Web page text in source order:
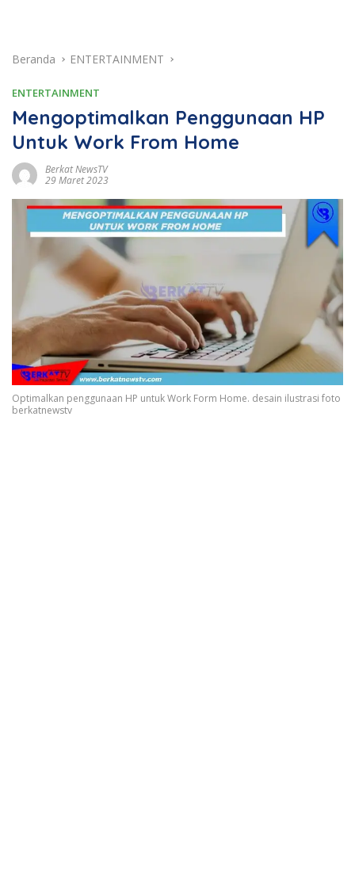
Beranda ENTERTAINMENT
ENTERTAINMENT
Mengoptimalkan Penggunaan HP
Untuk Work From Home
Berkat NewsTV
29 Maret 2023
Optimalkan penggunaan HP untuk Work Form Home. desain ilustrasi foto
berkatnewstv